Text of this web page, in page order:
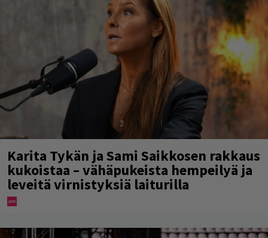
Karita Tykän ja Sami Saikkosen rakkaus
kukoistaa – vähäpukeista hempeilyä ja
leveitä virnistyksiä laiturilla